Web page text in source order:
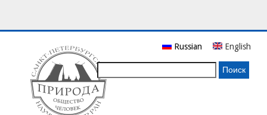
основному
содержанию
Russian English